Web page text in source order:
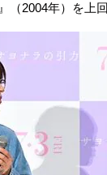
』（2004年）を上